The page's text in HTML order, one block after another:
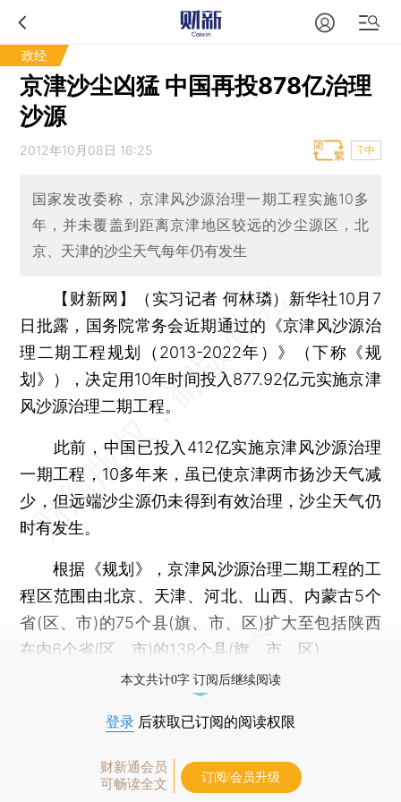
政经
京津沙尘凶猛 中国再投878亿治理
沙源
2012年10月08日 16:25 T中
国家发改委称，京津风沙源治理一期工程实施10多
年，并未覆盖到距离京津地区较远的沙尘源区，北
京、天津的沙尘天气每年仍有发生
【财新网】（实习记者 何林璘） 新华社10月7
日批露，国务院常务会近期通过的《京津风沙源治
理二期工程规划（2013-2022年）》（下称《规
划》），决定用10年时间投入877.92亿元实施京津
风沙源治理二期工程。
此前，中国已投入412亿实施京津风沙源治理
一期工程，10多年来，虽已使京津两市扬沙天气减
少，但远端沙尘源仍未得到有效治理，沙尘天气仍
时有发生。
根据《规划》，京津风沙源治理二期工程的工
程区范围由北京、天津、河北、山西、内蒙古5个
省(区、市)的75个县(旗、市、区)扩大至包括陕西
在内6个省(区、市)的138个县(旗、市、区)。
本文共计0字 订阅后继续阅读
登录 后获取已订阅的阅读权限
财新通会员
可畅读全文
订阅/会员升级